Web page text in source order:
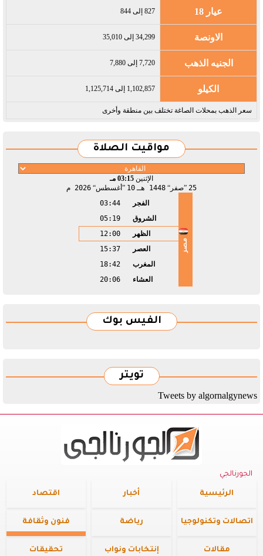
عيار 18 827 إلى 844
الاونصة 34,299 إلى 35,010
الجنيه الذهب 7,720 إلى 7,880
الكيلو 1,102,857 إلى 1,125,714
سعر الذهب بمحلات الصاغة تختلف بين منطقة وأخرى
مواقيت الصلاة
الإثنين 03:15 مـ
25
صفر 1448 هـ 10 أغسطس 2026 م
مصر
الفجر
03:44
الشروق
05:19
الظهر
12:00
العصر
15:37
المغرب
18:42
العشاء
20:06
الفيس بوك
تويتر
Tweets by algornalgynews
الجورنالجي
الرئيسية أخبار اقتصاد
اتصالات وتكنولوجيا رياضة فنون وثقافة
مقالات إنتخابات ونواب تحقيقات